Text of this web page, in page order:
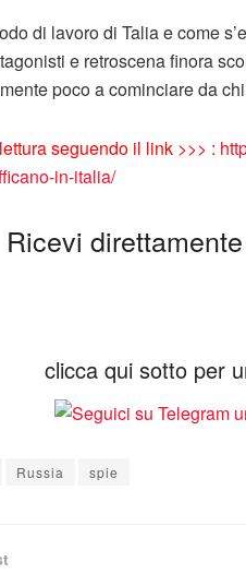
di lavoro di Talia e come
e retroscena finora
poco a cominciare da
seguendo il link >>> :
in-italia/
Ricevi
clicca qui sotto per
Russia spie